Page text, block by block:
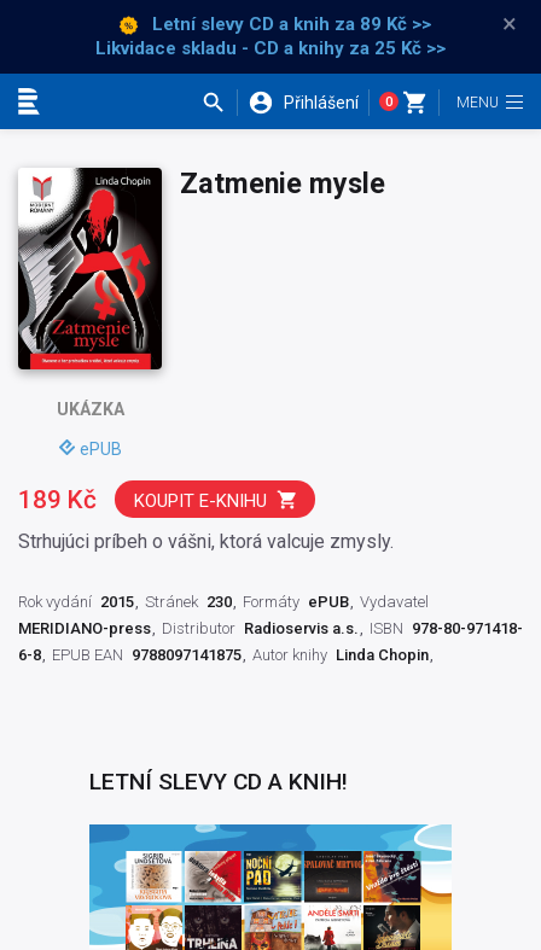
Letní slevy CD a knih za 89 Kč >>
Likvidace skladu - CD a knihy za 25 Kč >>
×
Přihlášení 0
UKÁZKA
ePUB
Zatmenie mysle
Strhujúci príbeh o vášni, ktorá valcuje zmysly.
189 Kč KOUPIT E-KNIHU
Rok vydání 2015 Stránek 230 Formáty ePUB Vydavatel
MERIDIANO-press
Distributor Radioservis a.s. ISBN 978-80-971418-
6-8
EPUB EAN 9788097141875 Autor knihy Linda Chopin
LETNÍ SLEVY CD A KNIH!